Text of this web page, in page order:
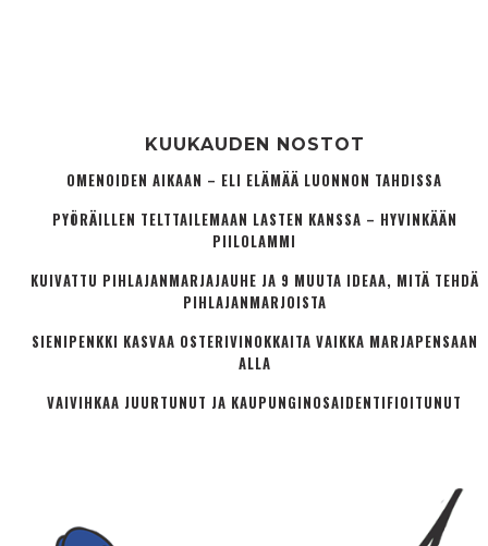
KUUKAUDEN NOSTOT
OMENOIDEN AIKAAN – ELI ELÄMÄÄ LUONNON TAHDISSA
PYÖRÄILLEN TELTTAILEMAAN LASTEN KANSSA – HYVINKÄÄN
PIILOLAMMI
KUIVATTU PIHLAJANMARJAJAUHE JA 9 MUUTA IDEAA, MITÄ TEHDÄ
PIHLAJANMARJOISTA
SIENIPENKKI KASVAA OSTERIVINOKKAITA VAIKKA MARJAPENSAAN
ALLA
VAIVIHKAA JUURTUNUT JA KAUPUNGINOSA­IDENTIFIOITUNUT